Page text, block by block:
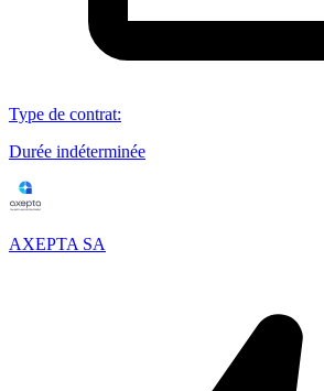
Type de contrat:
Durée indéterminée
AXEPTA SA